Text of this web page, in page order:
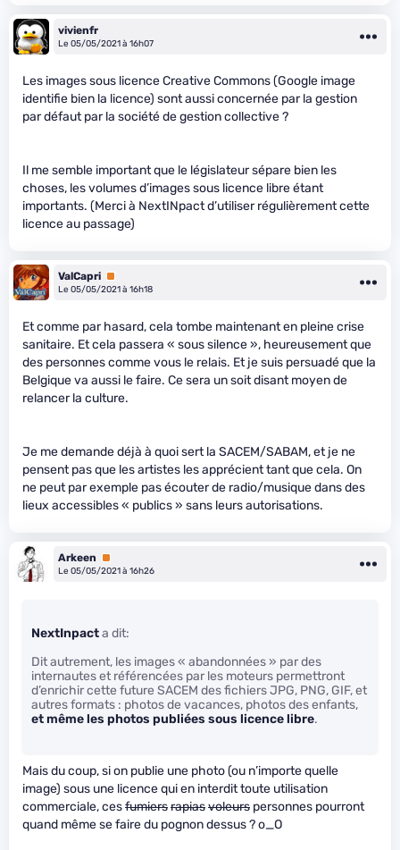
vivienfr
Le 05/05/2021 à 16h07
Les images sous licence Creative Commons (Google image
identifie bien la licence) sont aussi concernée par la gestion
par défaut par la société de gestion collective ?
Il me semble important que le législateur sépare bien les
choses, les volumes d’images sous licence libre étant
importants. (Merci à NextINpact d’utiliser régulièrement cette
licence au passage)
ValCapri Premium
Le 05/05/2021 à 16h18
Et comme par hasard, cela tombe maintenant en pleine crise
sanitaire. Et cela passera « sous silence », heureusement que
des personnes comme vous le relais. Et je suis persuadé que la
Belgique va aussi le faire. Ce sera un soit disant moyen de
relancer la culture.
Je me demande déjà à quoi sert la SACEM/SABAM, et je ne
pensent pas que les artistes les apprécient tant que cela. On
ne peut par exemple pas écouter de radio/musique dans des
lieux accessibles « publics » sans leurs autorisations.
Arkeen
Premium
Le 05/05/2021 à 16h26
NextInpacta dit:
Dit autrement, les images « abandonnées » par des
internautes et référencées par les moteurs permettront
d’enrichir cette future SACEM des fichiers JPG, PNG, GIF, et
autres formats : photos de vacances, photos des enfants,
et même les photos publiées sous licence libre.
Mais du coup, si on publie une photo (ou n’importe quelle
image) sous une licence qui en interdit toute utilisation
commerciale, cesfumiersrapiasvoleurs personnes pourront
quand même se faire du pognon dessus ? o_O